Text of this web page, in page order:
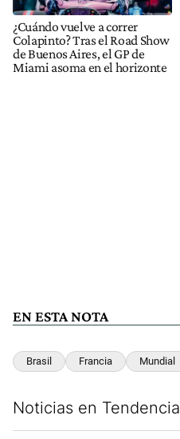
¿Cuándo vuelve a correr
Colapinto? Tras el Road Show
de Buenos Aires, el GP de
Miami asoma en el horizonte
EN ESTA NOTA
Brasil Francia Mundial
Noticias en Tendencia